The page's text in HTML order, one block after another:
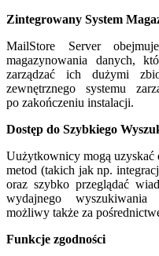
Zintegrowany System
MailStore Server
magazynowania danych,
zarządzać ich dużymi
zewnętrznego systemu
po zakończeniu instalacji.
Dostęp do Szybkiego
Uużytkownicy mogą uzyskać
metod (takich jak np.
oraz szybko przeglądać
wydajnego wyszukiwania
możliwy także za
Funkcje zgodności